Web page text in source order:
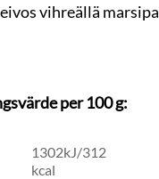
vihreällä
per 100 g:
1302kJ/312
kcal